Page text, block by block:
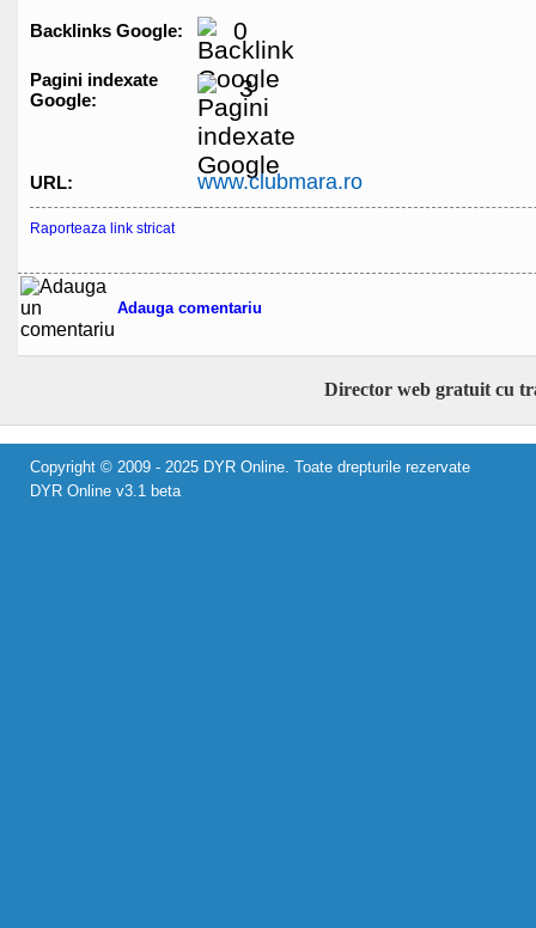
Backlinks Google: 0
Pagini indexate
Google:
3
URL: www.clubmara.ro
Raporteaza link stricat
Adauga comentariu
Director web gratuit cu
Copyright © 2009 - 2025 DYR Online. Toate drepturile rezervate
DYR Online v3.1 beta